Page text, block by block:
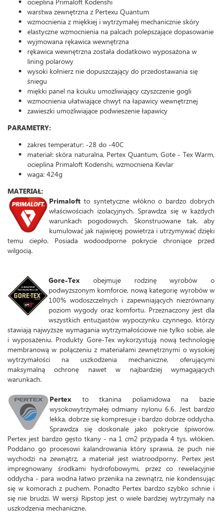
warstwa zewnętrzna z Pertexu Quantum
wzmocnienia z miękkiej i wytrzymałej mechanicznie skóry
elastyczne wzmocnienia na palcach polepszające dopasowanie
wyjmowana rękawica wewnętrzna
rękawica wewnętrzna została dodatkowo wyposażona w
lining polarowy
wysoki kołnierz nie dopuszczający do przedostawania się
śniegu
miękki panel na kciuku umożliwiający czyszczenie gogli
wzmocnienia ułatwiające chwyt na łapawicy wewnętrznej
zawieszki umożliwiające podwieszenie łapawicy
PARAMETRY:
zakres temperatur: -28 do -40C
materiał: skóra naturalna, Pertex Quantum, Gote - Tex Warm,
ocieplina Primaloft Kodenshi, wzmocniena Kevlar
waga: 424g
MATERIAŁ:
Primaloft to syntetyczne włókno o bardzo dobrych
właściwościach izolacyjnych. Sprawdza się w każdych
warunkach pogodowych. Skonstruowane tak, aby
kumulować jak najwięcej powietrza i utrzymywać dzięki
temu ciepło. Posiada wodoodporne pokrycie chroniące przed
wilgocią.
Gore-Tex obejmuje rodzinę wyrobów o
podwyższonym komforcie, nową kategorię wyrobów w
100% wodoszczelnych i zapewniających niezrównany
poziom wygody oraz komfortu. Przeznaczony jest dla
wszystkich entuzjastów wypoczynku czynnego, którzy
stawiają najwyższe wymagania wytrzymałościowe nie tylko sobie, ale
i wyposażeniu. Produkty Gore-Tex wykorzystują nową technologię
membranową w połączeniu z materiałami zewnętrznymi o wysokiej
wytrzymałości na uszkodzenia mechaniczne, oferującymi
maksymalną ochronę nawet w najbardziej wymagających
warunkach.
Pertex to tkanina poliamidowa na bazie
wysokowytrzymałej odmiany nylonu 6.6. Jest bardzo
lekka, dobrze się kompresuje i bardzo dobrze oddycha.
Sprawdza się doskonale jako pokrycie śpiworów.
Pertex jest bardzo gęsto tkany - na 1 cm2 przypada 4 tys. włókien.
Poddano go procesowi kalandrowania który sprawia, że puch nie
wychodzi na zewnątrz, a materiał jest wiatroodporny. Pertex jest
impregnowany środkami hydrofobowymi, przez co rewelacyjnie
oddycha - para wodna łatwo przenika na zewnątrz, nie kondensując
się w komorach z puchem. Ponadto Pertex bardzo szybko schnie i
się nie brudzi. W wersji Ripstop jest o wiele bardziej wytrzymały na
uszkodzenia mechaniczne.